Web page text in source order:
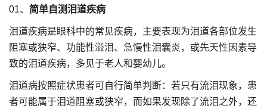
01、 简单自测泪道疾病
泪道疾病是眼科中的常见疾病，主要表现为泪道各部位发生
阻塞或狭窄、功能性溢泪、急慢性泪囊炎，或先天性因素导
致的泪道疾病，多见于老人和婴幼儿。
泪道病按照症状患者可自行简单判断：若只有流泪现象，患
者可能属于泪道阻塞或狭窄，而如果发现除了流泪之外，还